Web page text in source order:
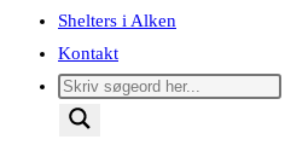
Shelters i Alken
Kontakt